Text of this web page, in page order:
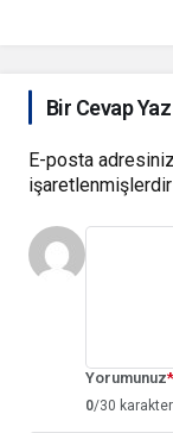
Bir Cevap Yaz
E-posta
işaretlenmişlerdir
Yorumunuz*
0/30 karakter